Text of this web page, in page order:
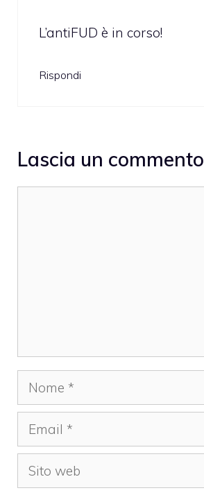
L’antiFUD è in corso!
Rispondi
Lascia un commento
Nome
Email
Sito
web